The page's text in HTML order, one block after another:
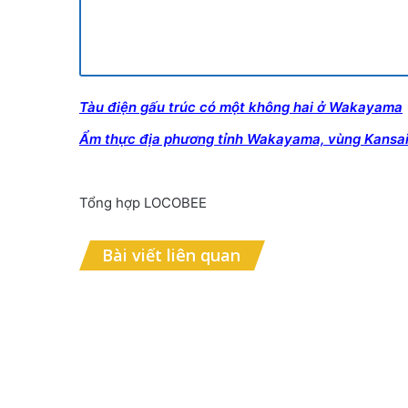
Tàu điện gấu trúc có một không hai ở Wakayama
Ẩm thực địa phương tỉnh Wakayama, vùng Kansai
Tổng hợp LOCOBEE
Bài viết liên quan